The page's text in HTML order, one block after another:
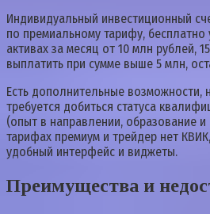
Индивидуальный инвестиционный
по премиальному тарифу, бесплатно
активах за месяц от 10 млн рублей,
выплатить при сумме выше 5 млн,
Есть дополнительные возможности,
требуется добиться статуса
(опыт в направлении, образование
тарифах премиум и трейдер нет
удобный интерфейс и виджеты.
Преимущества и